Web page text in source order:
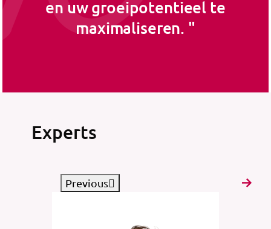
en uw groeipotentieel te
maximaliseren.
Experts
Previous